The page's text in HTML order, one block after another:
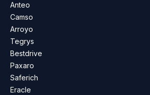
Anteo
Camso
Arroyo
Tegrys
Bestdrive
Paxaro
Saferich
Eracle